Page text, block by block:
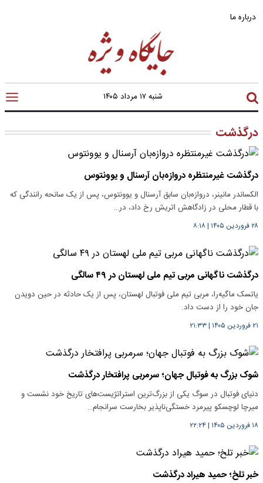
درباره ما
شنبه ۱۷ مرداد ۱۴۰۵
درگذشت
درگذشت غیرمنتظره دروازه‌بان آرسنال و یوونتوس
الکساندر مانینر، دروازه‌بان سابق آرسنال و یوونتوس، پس از یک سانحه رانندگی که
با قطار محلی در زادگاهش اتریش رخ داد، در…
۲۸ فروردین ۱۴۰۵ |۸:۱۸
درگذشت ناگهانی مربی تیم ملی لهستان در ۴۹ سالگی
یاتسک ماگیه‌را، مربی تیم ملی فوتبال لهستان، پس از یک حادثه در حین دویدن
جان خود را از دست داد.
۲۱ فروردین ۱۴۰۵ |۲۱:۳۳
شوک بزرگ به فوتبال جهان؛ سرمربی پرافتخار درگذشت
دنیای فوتبال در سوگ یکی از بزرگ‌ترین استراتژیست‌های تاریخ خود نشست و
میرچا لوچسکو پیرمرد خستگی‌ناپذیر بخارست سرانجام…
۱۸ فروردین ۱۴۰۵ |۲۲:۲۴
خبر تلخ؛ حمید هیراد درگذشت